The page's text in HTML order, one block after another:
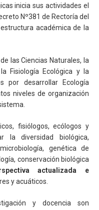
inicia sus actividades el
Nº381 de Rectoría del
académica de la
las Ciencias Naturales, la
Fisiología Ecológica y la
por desarrollar Ecología
niveles de organización
fisiólogos, ecólogos y
la diversidad biológica,
genética de
conservación biológica
actualizada e
y acuáticos.
y docencia son